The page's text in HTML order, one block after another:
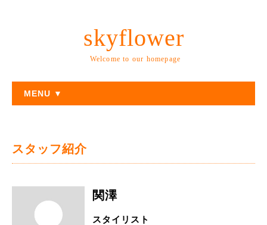
skyflower
Welcome to our homepage
MENU ▼
スタッフ紹介
関澤
スタイリスト